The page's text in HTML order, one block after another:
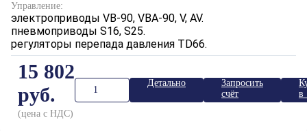
Управление:
электроприводы VB-90, VBA-90, V, AV.
пневмоприводы S16, S25.
регуляторы перепада давления TD66.
15 802
руб.
(цена с НДС)
Детально
Запросить
счёт
в